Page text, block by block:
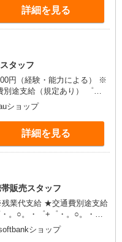
詳細を見る
タッフ
円（経験・能力による） ※
途支給（規定あり） ゜
。○。・゜+゜ 入社祝い金10
+゜・。○。・゜+゜
ショップ
詳細を見る
販売スタッフ
業代支給 ★交通費別途支給
定有) お友達を紹介
(規定有) ★月2回払
ショップ